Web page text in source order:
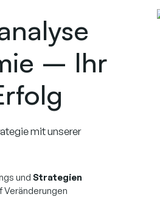
– Ihr
mit unserer
undStrategien
Veränderungen